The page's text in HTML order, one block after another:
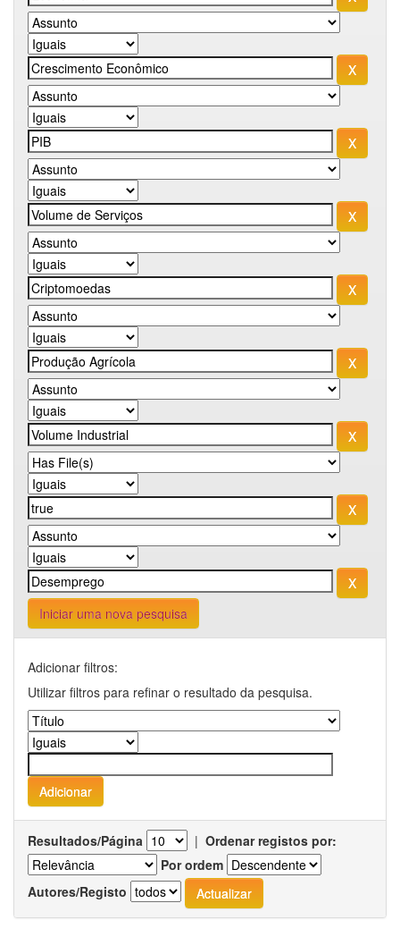
Iniciar uma nova pesquisa
Adicionar filtros:
Utilizar filtros para refinar o resultado da pesquisa.
Resultados/Página | Ordenar registos por:
Por ordem
Autores/Registo